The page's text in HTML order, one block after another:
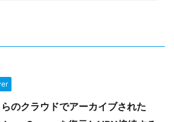
のクラウドでアーカイブされた